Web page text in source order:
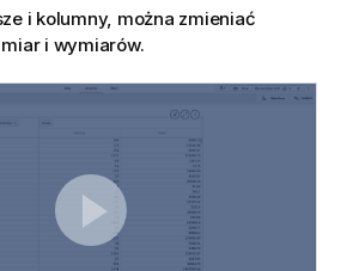
i kolumny, można zmieniać
i wymiarów.